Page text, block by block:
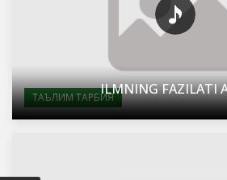
ТАЪЛИМ ТАРБИЯILMNING FAZILATI